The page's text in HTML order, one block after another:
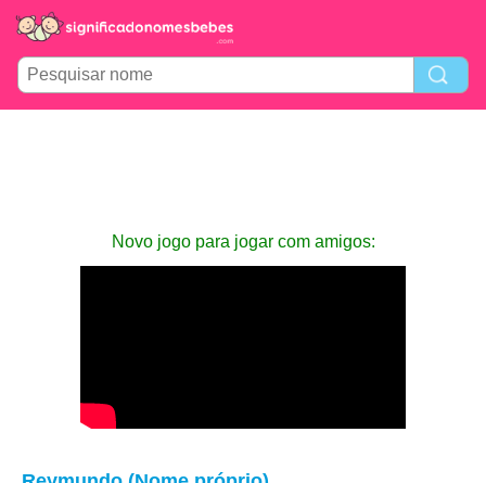
Novo jogo para jogar com amigos: